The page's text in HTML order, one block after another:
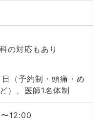
の対応もあり
（予約制・頭痛・め
）、医師1名体制
12:00